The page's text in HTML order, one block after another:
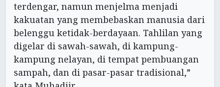
terdengar, namun menjelma menjadi
kakuatan yang membebaskan manusia dari
belenggu ketidak-berdayaan. Tahlilan yang
digelar di sawah-sawah, di kampung-
kampung nelayan, di tempat pembuangan
sampah, dan di pasar-pasar tradisional,”